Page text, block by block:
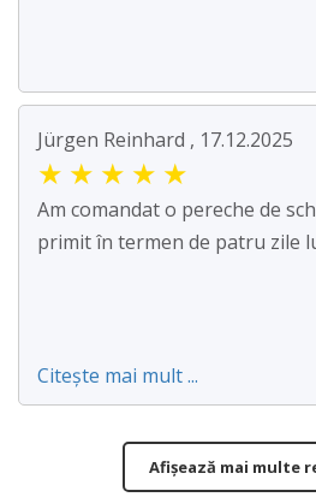
Jürgen Reinhard , 17.12.2025
★ ★ ★ ★ ★
Am comandat o pereche de
primit în termen de patru zile
Citește mai mult ...
Afișează mai multe